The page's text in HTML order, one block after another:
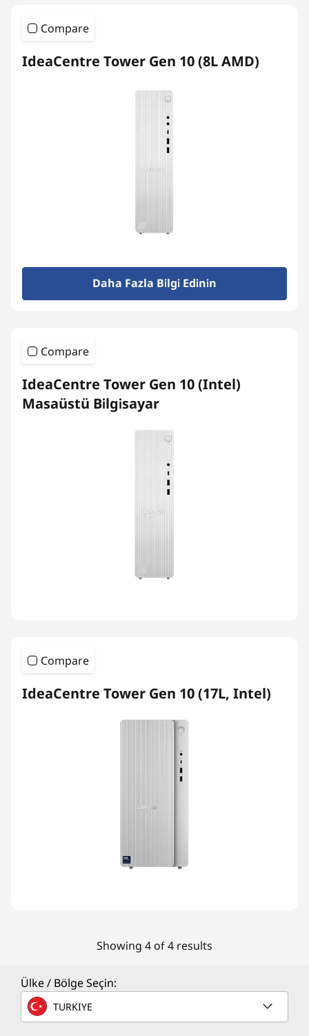
Compare
IdeaCentre Tower Gen 10 (8L AMD)
Daha Fazla Bilgi Edinin
Compare
IdeaCentre Tower Gen 10 (Intel)
Masaüstü Bilgisayar
Compare
IdeaCentre Tower Gen 10 (17L, Intel)
Showing 4 of 4 results
Ülke / Bölge Seçin:
TURKIYE